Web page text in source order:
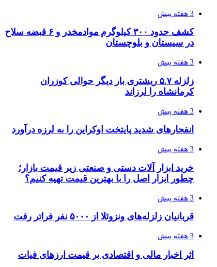
3 هفته پیش
کشف حدود ۳۰۰ کیلوگرم موادمخدر و ۶ قبضه سلاح
در سیستان و بلوچستان
3 هفته پیش
زلزله ۵.۷ ریشتری بار دیگر حوالی کوزران
کرمانشاه را لرزاند
3 هفته پیش
انفجارهای شدید پایتخت اوکراین را به لرزه درآورد
3 هفته پیش
خرید ابزار آلات دستی و صنعتی زیر قیمت بازار؛
چطور ابزار اصل را با بهترین قیمت تهیه کنیم؟
3 هفته پیش
قربانیان زلزله‌های ونزوئلا از ۵۰۰۰ نفر فراتر رفت
3 هفته پیش
اثر اخبار مالی و اقتصادی بر قیمت ارزهای فیات